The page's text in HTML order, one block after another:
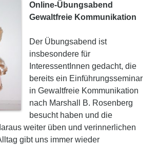
Online-Übungsabend
Gewaltfreie Kommunikation
Der Übungsabend ist
insbesondere für
InteressentInnen gedacht, die
bereits ein Einführungsseminar
in Gewaltfreie Kommunikation
nach Marshall B. Rosenberg
besucht haben und die
weiter üben und verinnerlichen
gibt uns immer wieder